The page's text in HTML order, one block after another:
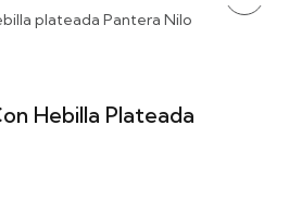
Hebilla Plateada